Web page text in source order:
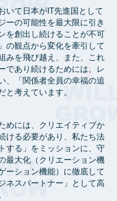
いて日本がIT先進国として
ーの可能性を最大限に引き
を創出し続けることが不可
の観点から変化を牽引して
みを飛び越え、また、これ
であり続けるためには、レ
、「関係者全員の幸福の追
と考えています。
めには、クリエイティブか
ける必要があり、私たち法
する」をミッションに、守
最大化（クリエーション機
ーション機能）に徹底して
ネスパートナー」として高